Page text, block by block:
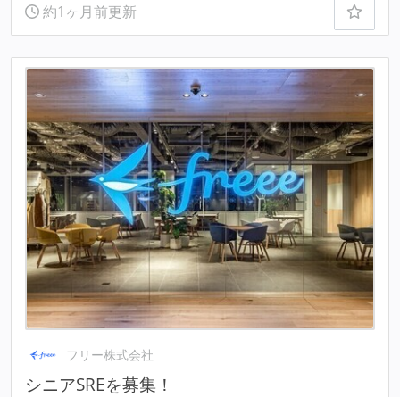
約1ヶ月前更新
フリー株式会社
シニアSREを募集！